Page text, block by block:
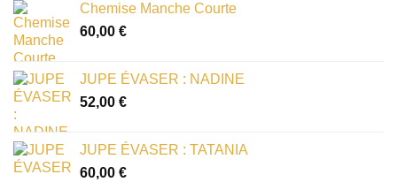
Chemise Manche Courte
60,00 €
JUPE ÉVASER : NADINE
52,00 €
JUPE ÉVASER : TATANIA
60,00 €